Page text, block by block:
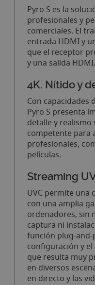
Pyro S es la
profesionales y
comerciales. El
entrada HDMI y
que el receptor
y una salida HDMI.
4K. Nítido y
Con capacidades
Pyro S presenta
detalle y realismo
competente para
profesionales,
películas.
Streaming
UVC permite una
con una amplia
ordenadores, sin
captura ni
función plug-and-
configuración y
que resulta muy
en diversos
en directo y las